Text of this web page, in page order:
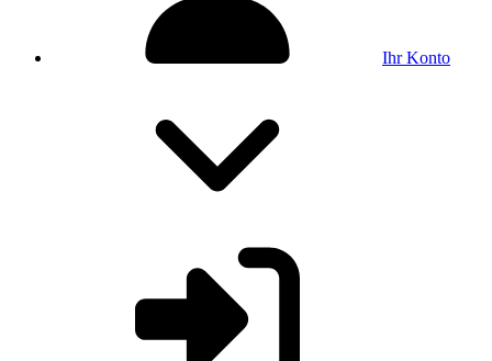
Ihr Konto